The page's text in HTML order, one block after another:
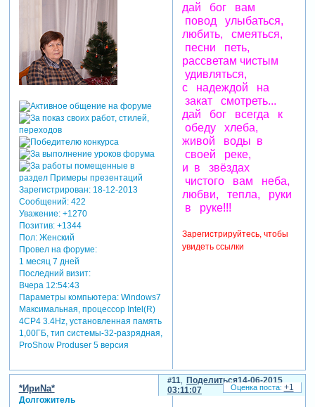
Зарегистрирован: 18-12-2013
Сообщений:422
Уважение: +1270
Позитив: +1344
Пол:Женский
Провел на форуме:
1 месяц 7 дней
Последний визит:
Вчера 12:54:43
Параметры компьютера:Windows7
Максимальная, процессор Intel(R)
4CP4 3.4Hz, установленная память
1,00ГБ, тип системы-32-разрядная,
ProShow Produser 5 версия
дай бог вам
повод улыбаться,
любить, смеяться,
песни петь,
рассветам чистым
удивляться,
с надеждой на
закат смотреть...
дай бог всегда к
обеду хлеба,
живой воды в
своей реке,
и в звёздах
чистого вам неба,
любви, тепла, руки
в руке!!!
Зарегистрируйтесь, чтобы
увидеть ссылки
Поделиться
11
14-06-2015
03:11:07
*ИриNа*
Долгожитель
+1